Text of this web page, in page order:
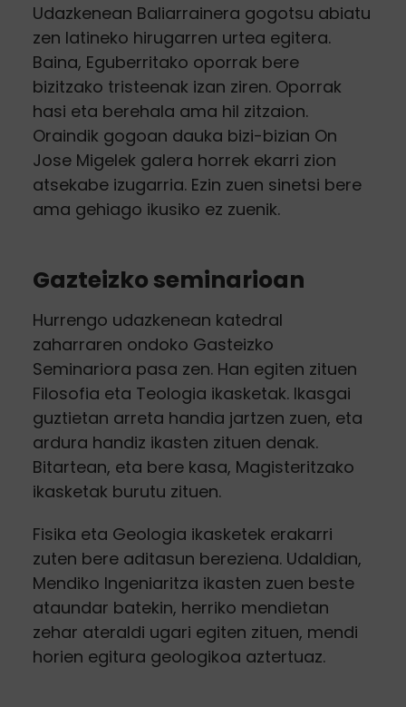
Udazkenean Baliarrainera gogotsu abiatu
zen latineko hirugarren urtea egitera.
Baina, Eguberritako oporrak bere
bizitzako tristeenak izan ziren. Oporrak
hasi eta berehala ama hil zitzaion.
Oraindik gogoan dauka bizi-bizian On
Jose Migelek galera horrek ekarri zion
atsekabe izugarria. Ezin zuen sinetsi bere
ama gehiago ikusiko ez zuenik.
Gazteizko seminarioan
Hurrengo udazkenean katedral
zaharraren ondoko Gasteizko
Seminariora pasa zen. Han egiten zituen
Filosofia eta Teologia ikasketak. Ikasgai
guztietan arreta handia jartzen zuen, eta
ardura handiz ikasten zituen denak.
Bitartean, eta bere kasa, Magisteritzako
ikasketak burutu zituen.
Fisika eta Geologia ikasketek erakarri
zuten bere aditasun bereziena. Udaldian,
Mendiko Ingeniaritza ikasten zuen beste
ataundar batekin, herriko mendietan
zehar ateraldi ugari egiten zituen, mendi
horien egitura geologikoa aztertuaz.